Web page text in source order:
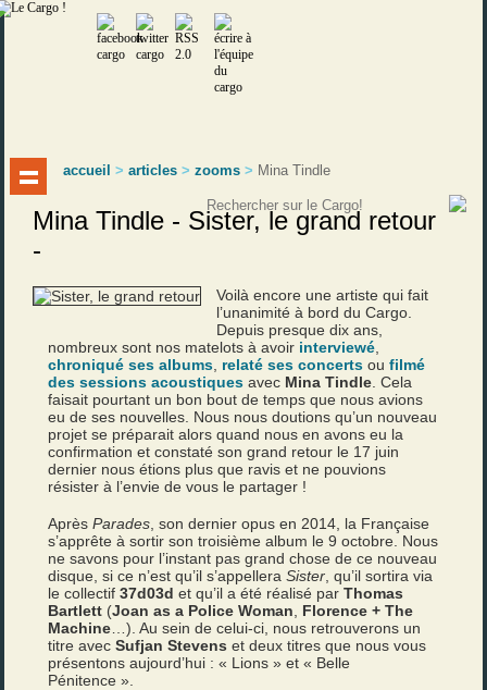
accueil >articles >zooms > Mina Tindle
Mina Tindle - Sister, le grand retour
-
Voilà encore une artiste qui fait
l’unanimité à bord du Cargo.
Depuis presque dix ans,
nombreux sont nos matelots à avoir interviewé
chroniqué ses albums relaté ses concerts oufilmé
des sessions acoustiques avec Mina Tindle . Cela
faisait pourtant un bon bout de temps que nous avions
eu de ses nouvelles. Nous nous doutions qu’un nouveau
projet se préparait alors quand nous en avons eu la
confirmation et constaté son grand retour le 17 juin
dernier nous étions plus que ravis et ne pouvions
résister à l’envie de vous le partager !
AprèsParades , son dernier opus en 2014, la Française
s’apprête à sortir son troisième album le 9 octobre. Nous
ne savons pour l’instant pas grand chose de ce nouveau
disque, si ce n’est qu’il s’appelleraSister , qu’il sortira via
le collectif37d03d et qu’il a été réalisé parThomas
Bartlett (Joan as a Police Woman
Florence + The
Machine …). Au sein de celui-ci, nous retrouverons un
titre avecSufjan Stevens et deux titres que nous vous
présentons aujourd’hui : « Lions » et « Belle
Pénitence ».